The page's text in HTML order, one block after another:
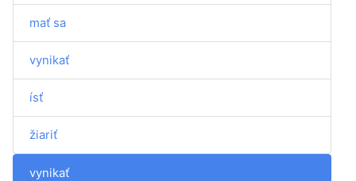
mať sa
vynikať
ísť
žiariť
vynikať